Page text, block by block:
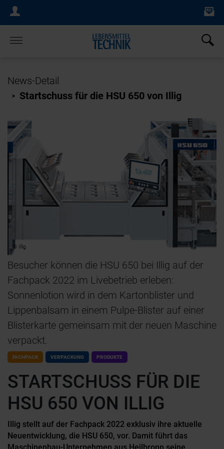
Login Menu
Home
News-Detail
Startschuss für die HSU 650 von Illig
© Illig
Besucher können die HSU 650 bei Illig auf der
Fachpack 2022 im Livebetrieb erleben:
Sonnenlotion wird in dem Kartonblister und
Lippenbalsam in einem Pulpe-Blister auf einer
Blisterkarte gemeinsam mit der neuen Maschine
verpackt.
FACHPACK VERPACKUNG PRODUKTE
STARTSCHUSS FÜR DIE
HSU 650 VON ILLIG
Illig stellt auf der Fachpack 2022 exklusiv ihre aktuelle
Neuentwicklung, die HSU 650, vor. Damit führt das
×